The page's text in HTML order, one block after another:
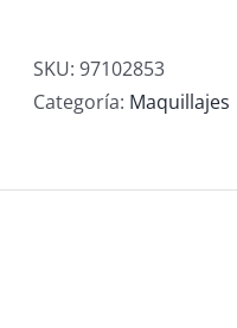
de
labios
cantidad
SKU: 97102853
Categoría: Maquillajes